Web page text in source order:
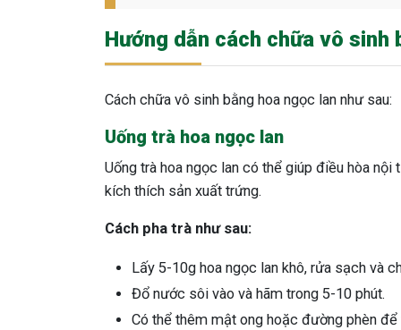
Hướng dẫn cách chữa vô sinh
Cách chữa vô sinh bằng hoa ngọc lan như sau:
Uống trà hoa ngọc lan
Uống trà hoa ngọc lan có thể giúp điều hòa
kích thích sản xuất trứng.
Cách pha trà như sau:
Lấy 5-10g hoa ngọc lan khô, rửa sạch và
Đổ nước sôi vào và hãm trong 5-10 phút.
Có thể thêm mật ong hoặc đường phèn để